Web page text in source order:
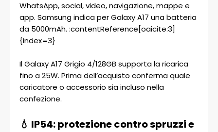
WhatsApp, social, video, navigazione, mappe e
app. Samsung indica per Galaxy A17 una batteria
da 5000mAh. :contentReference[oaicite:3]
{index=3}
Il Galaxy A17 Grigio 4/128GB supporta la ricarica
fino a 25W. Prima dell’acquisto conferma quale
caricatore o accessorio sia incluso nella
confezione.
💧 IP54: protezione contro spruzzi e